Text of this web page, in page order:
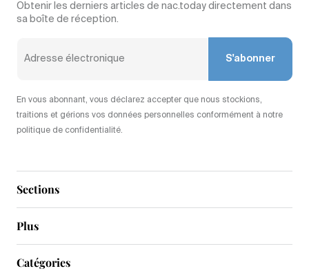
Sections
Plus
Obtenir les derniers articles de nac.today directement dans
sa boîte de réception.
S'abonner
En vous abonnant, vous déclarez accepter que nous stockions,
traitions et gérions vos données personnelles conformément à notre
politique de confidentialité.
Catégories